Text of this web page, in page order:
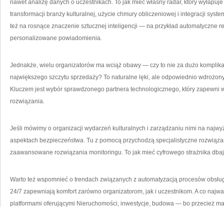
nawet analizę danych o uczestnikach. To jak mieć własny radar, który
transformacji branży kulturalnej, użycie chmury obliczeniowej i integracji
też na rosnące znaczenie sztucznej inteligencji — na przykład automatyczne
personalizowane powiadomienia.
Jednakże, wielu organizatorów ma wciąż obawy — czy to nie za dużo
największego szczytu sprzedaży? To naturalne lęki, ale odpowiednio
Kluczem jest wybór sprawdzonego partnera technologicznego, który zapewni
rozwiązania.
Jeśli mówimy o organizacji wydarzeń kulturalnych i zarządzaniu nimi na
aspektach bezpieczeństwa. Tu z pomocą przychodzą specjalistyczne
zaawansowane rozwiązania monitoringu. To jak mieć cyfrowego strażnika
Warto też wspomnieć o trendach związanych z automatyzacją procesów
24/7 zapewniają komfort zarówno organizatorom, jak i uczestnikom. A co
platformami oferującymi Nieruchomości, inwestycje, budowa — bo przecież